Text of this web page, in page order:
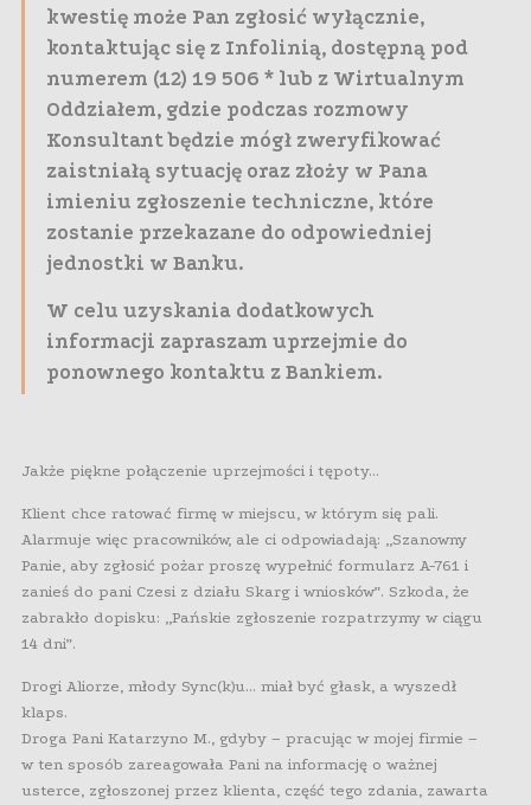
kwestię może Pan zgłosić wyłącznie,
kontaktując się z Infolinią, dostępną pod
numerem (12) 19 506 * lub z Wirtualnym
Oddziałem, gdzie podczas rozmowy
Konsultant będzie mógł zweryfikować
zaistniałą sytuację oraz złoży w Pana
imieniu zgłoszenie techniczne, które
zostanie przekazane do odpowiedniej
jednostki w Banku.
W celu uzyskania dodatkowych
informacji zapraszam uprzejmie do
ponownego kontaktu z Bankiem.
Jakże piękne połączenie uprzejmości i tępoty…
Klient chce ratować firmę w miejscu, w którym się pali.
Alarmuje więc pracowników, ale ci odpowiadają: „Szanowny
Panie, aby zgłosić pożar proszę wypełnić formularz A-761 i
zanieś do pani Czesi z działu Skarg i wniosków”. Szkoda, że
zabrakło dopisku: „Pańskie zgłoszenie rozpatrzymy w ciągu
14 dni”.
Drogi Aliorze, młody Sync(k)u… miał być głask, a wyszedł
klaps.
Droga Pani Katarzyno M., gdyby – pracując w mojej firmie –
w ten sposób zareagowała Pani na informację o ważnej
usterce, zgłoszonej przez klienta, część tego zdania, zawarta